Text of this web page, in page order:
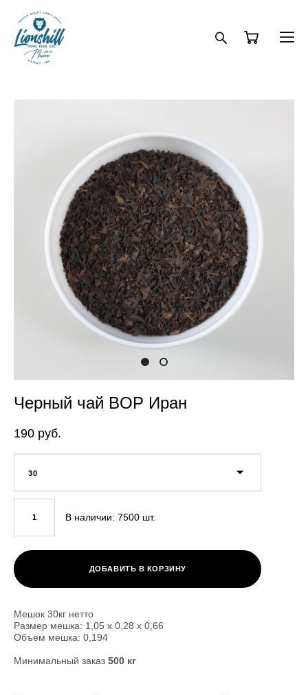
Черный чай BOP Иран
190 pуб.
30
В наличии: 7500 шт.
ДОБАВИТЬ В КОРЗИНУ
Мешок 30кг нетто
Размер мешка: 1,05 х 0,28 х 0,66
Объем мешка: 0,194
Минимальный заказ 500 кг